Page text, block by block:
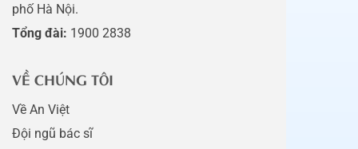
phố Hà Nội.
Tổng đài: 1900 2838
VỀ CHÚNG TÔI
Về An Việt
Đội ngũ bác sĩ